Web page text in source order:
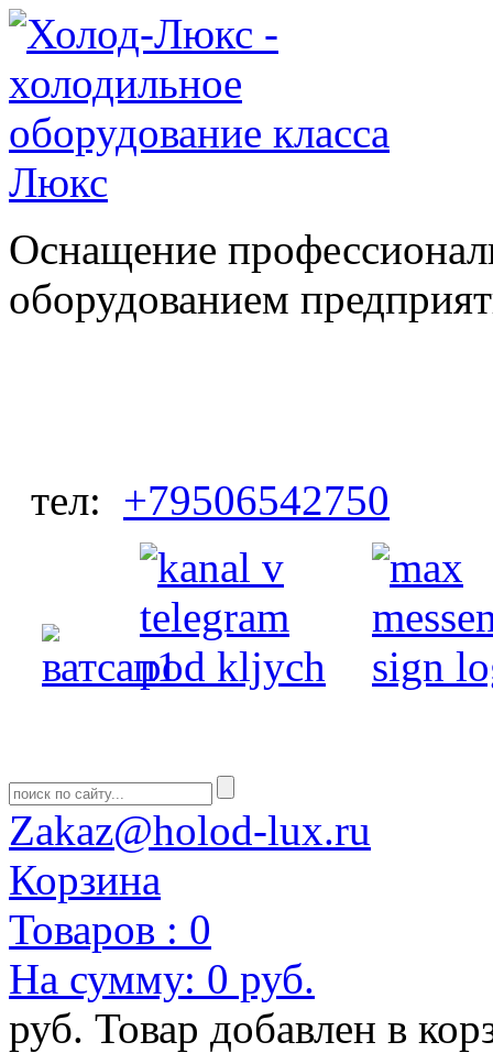
Оснащение
оборудованием
тел: +79506542750
Zakaz@holod-lux.ru
Корзина
Товаров : 0
На сумму: 0 руб.
руб. Товар добавлен в